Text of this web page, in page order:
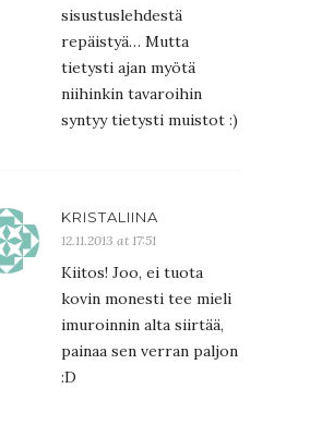
sisustuslehdestä
repäistyä… Mutta
tietysti ajan myötä
niihinkin tavaroihin
syntyy tietysti muistot :)
KRISTALIINA
12.11.2013 at 17:51
Kiitos! Joo, ei tuota
kovin monesti tee mieli
imuroinnin alta siirtää,
painaa sen verran paljon
:D